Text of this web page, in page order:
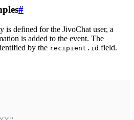
#
is defined for the JivoChat user, a
is added to the event. The
by the recipient.id field.